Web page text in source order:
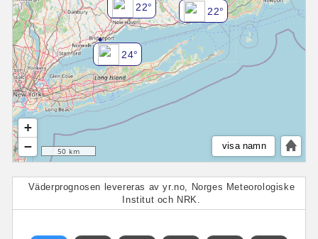
24°
22° 22°
+
−
50 km visa namn
Väderprognosen levereras av yr.no, Norges Meteorologiske
Institut och NRK.